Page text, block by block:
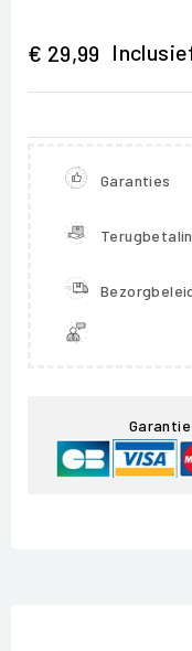
€ 29,99
Garanties